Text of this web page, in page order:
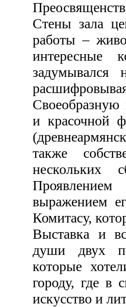
Стены зала
работы –
интересные
задумывался
Своеобразную
и красочной
также
нескольких
выражением
Комитасу,
Выставка и
души двух
которые
городу, где в
искусство и